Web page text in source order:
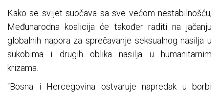
Kako se svijet suočava sa sve većom nestabilnošću,
Međunarodna koalicija će također raditi na jačanju
globalnih napora za sprečavanje seksualnog nasilja u
sukobima i drugih oblika nasilja u humanitarnim
krizama.
“Bosna i Hercegovina ostvaruje napredak u borbi